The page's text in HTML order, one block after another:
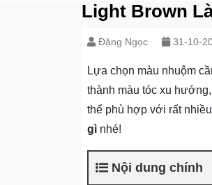
Light Brown
Đặng Ngọc 31-10-
Lựa chọn màu nhuộm
thành màu tóc xu
thể phù hợp với rất
gì nhé!
Nội dung chính